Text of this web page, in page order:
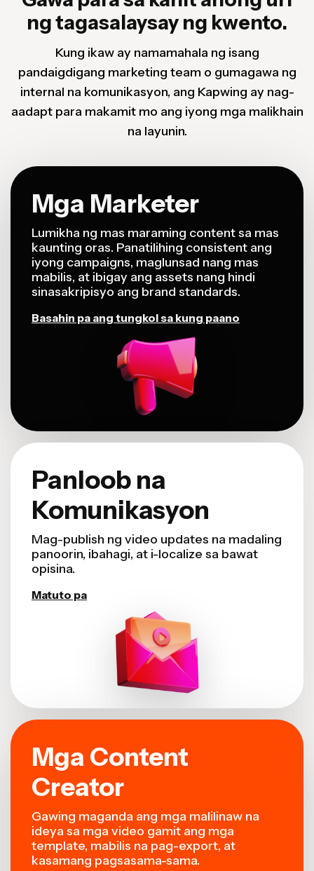
ng tagasalaysay ng kwento.
Kung ikaw ay namamahala ng isang
pandaigdigang marketing team o gumagawa ng
internal na komunikasyon, ang Kapwing ay nag-
aadapt para makamit mo ang iyong mga malikhain
na layunin.
Mga Marketer
Lumikha ng mas maraming content sa mas
kaunting oras. Panatilihing consistent ang
iyong campaigns, maglunsad nang mas
mabilis, at ibigay ang assets nang hindi
sinasakripisyo ang brand standards.
Basahin pa ang tungkol sa kung paano
Panloob na
Komunikasyon
Mag-publish ng video updates na madaling
panoorin, ibahagi, at i-localize sa bawat
opisina.
Matuto pa
Mga Content
Creator
Gawing maganda ang mga malilinaw na
ideya sa mga video gamit ang mga
template, mabilis na pag-export, at
kasamang pagsasama-sama.